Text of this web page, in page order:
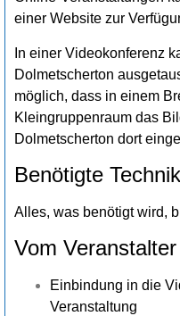
einer Website zur
In einer Videokonferenz
Dolmetscherton
möglich, dass in einem
Kleingruppenraum das
Dolmetscherton dort
Benötigte Technik
Alles, was benötigt wird,
Vom
Einbindung in die
Veranstaltung